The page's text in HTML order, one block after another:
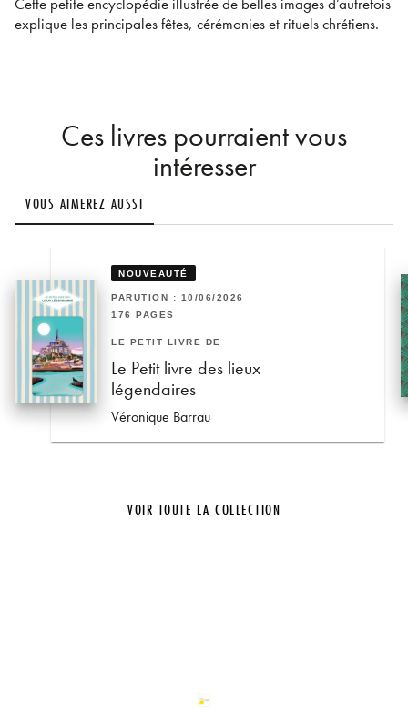
explique les principales fêtes, cérémonies et rituels chrétiens.
Ces livres pourraient vous
intéresser
VOUS AIMEREZ AUSSI
NOUVEAUTÉ
PARUTION : 10/06/2026
176 PAGES
LE PETIT LIVRE DE
Le Petit livre des lieux
légendaires
Véronique Barrau
VOIR TOUTE LA COLLECTION